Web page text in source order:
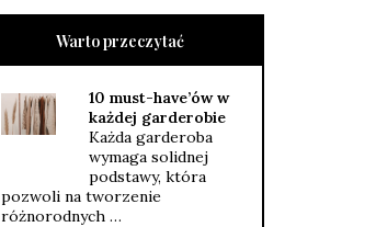
Warto przeczytać
10 must-have’ów w
każdej garderobie
Każda garderoba
wymaga solidnej
podstawy, która
pozwoli na tworzenie
różnorodnych …